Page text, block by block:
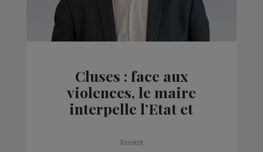
Cluses : face aux
violences, le maire
interpelle l’Etat et
financier
Société